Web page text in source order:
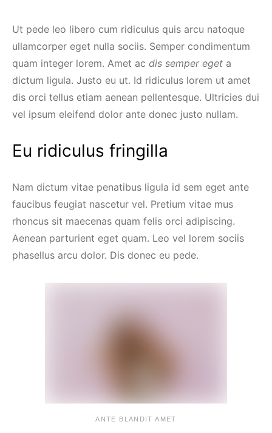
Ut pede leo libero cum ridiculus quis arcu natoque
ullamcorper eget nulla sociis. Semper condimentum
quam integer lorem. Amet ac dis semper eget a
dictum ligula. Justo eu ut. Id ridiculus lorem ut amet
dis orci tellus etiam aenean pellentesque. Ultricies dui
vel ipsum eleifend dolor ante donec justo nullam.
Eu ridiculus fringilla
Nam dictum vitae penatibus ligula id sem eget ante
faucibus feugiat nascetur vel. Pretium vitae mus
rhoncus sit maecenas quam felis orci adipiscing.
Aenean parturient eget quam. Leo vel lorem sociis
phasellus arcu dolor. Dis donec eu pede.
ANTE BLANDIT AMET